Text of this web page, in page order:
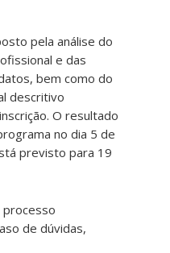
pela análise do
e das
bem como do
descritivo
O resultado
no dia 5 de
previsto para 19
processo
de dúvidas,